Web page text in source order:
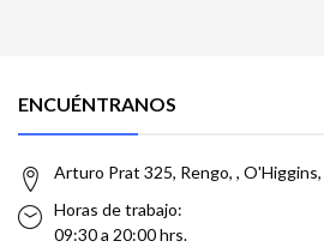
ENCUÉNTRANOS
Arturo Prat 325, Rengo, ,
Horas de trabajo:
09:30 a 20:00 hrs.